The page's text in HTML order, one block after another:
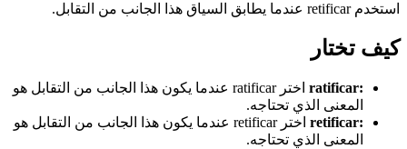
استخدم retificar عندما يطابق السياق هذا الجانب من التقابل.
كيف تختار
ratificar:
اختر ratificar عندما يكون هذا الجانب من التقابل هو
المعنى الذي تحتاجه.
retificar:
اختر retificar عندما يكون هذا الجانب من التقابل هو
المعنى الذي تحتاجه.